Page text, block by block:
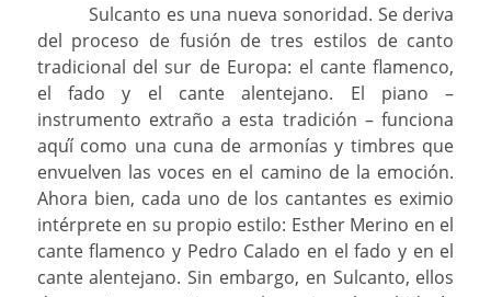
Sulcanto es una nueva sonoridad. Se deriva
del proceso de fusión de tres estilos de canto
tradicional del sur de Europa: el cante flamenco,
el fado y el cante alentejano. El piano –
instrumento extraño a esta tradición – funciona
aquí́ como una cuna de armonías y timbres que
envuelven las voces en el camino de la emoción.
Ahora bien, cada uno de los cantantes es eximio
intérprete en su propio estilo: Esther Merino en el
cante flamenco y Pedro Calado en el fado y en el
cante alentejano. Sin embargo, en Sulcanto, ellos